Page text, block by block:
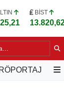
BİST
RÖPORTAJ